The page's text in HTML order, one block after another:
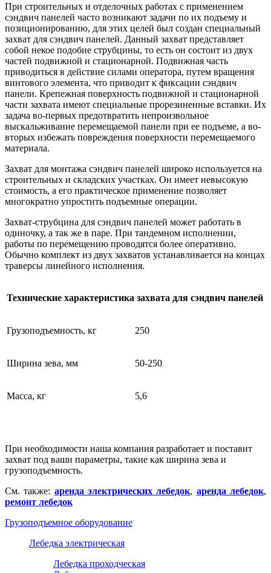
При строительных и отделочных работах с применением
сэндвич панелей часто возникают задачи по их подъему и
позиционированию, для этих целей был создан специальный
захват для сэндвич панелей. Данный захват представляет
собой некое подобие струбцины, то есть он состоит из двух
частей подвижной и стационарной. Подвижная часть
приводиться в действие силами оператора, путем вращения
винтового элемента, что приводит к фиксации сэндвич
панели. Крепежная поверхность подвижной и стационарной
части захвата имеют специальные прорезиненные вставки. Их
задача во-первых предотвратить непроизвольное
выскальживание перемещаемой панели при ее подъеме, а во-
вторых избежать повреждения поверхности перемещаемого
материала.
Захват для монтажа сэндвич панелей широко используется на
строительных и складских участках. Он имеет невысокую
стоимость, а его практическое применение позволяет
многократно упростить подъемные операции.
Захват-струбцина для сэндвич панелей может работать в
одиночку, а так же в паре. При тандемном исполнении,
работы по перемещению проводятся более оперативно.
Обычно комплект из двух захватов устанавливается на концах
траверсы линейного исполнения.
Технические характеристика захвата для сэндвич панелей
Грузоподъемность, кг 250
Ширина зева, мм 50-250
Масса, кг 5,6
При необходимости наша компания разработает и поставит
захват под ваши параметры, такие как ширина зева и
грузоподъемность.
См. также: аренда электрических лебедок, аренда лебедок,
ремонт лебедок
Грузоподъемное оборудование
Лебедка электрическая
Лебедка проходческая